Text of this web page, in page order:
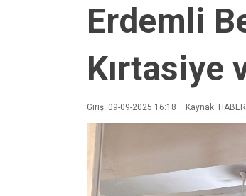
Erdemli
Kırtasiye
Giriş: 09-09-2025 16:18 Kaynak: